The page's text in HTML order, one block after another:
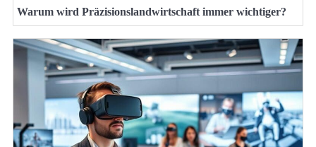
Warum wird Präzisionslandwirtschaft immer wichtiger?